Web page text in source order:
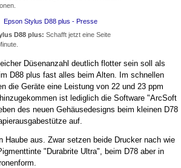
D88 plus: Schafft jetzt eine Seite
Düsenanzahl deutlich flotter sein soll als
D88 plus fast alles beim Alten. Im schnellen
die Geräte eine Leistung von 22 und 23 ppm
ist lediglich die Software "ArcSoft
des neuen Gehäusedesigns beim kleinen D78
auf.
Haube aus. Zwar setzen beide Drucker nach wie
"Durabrite Ultra", beim D78 aber in